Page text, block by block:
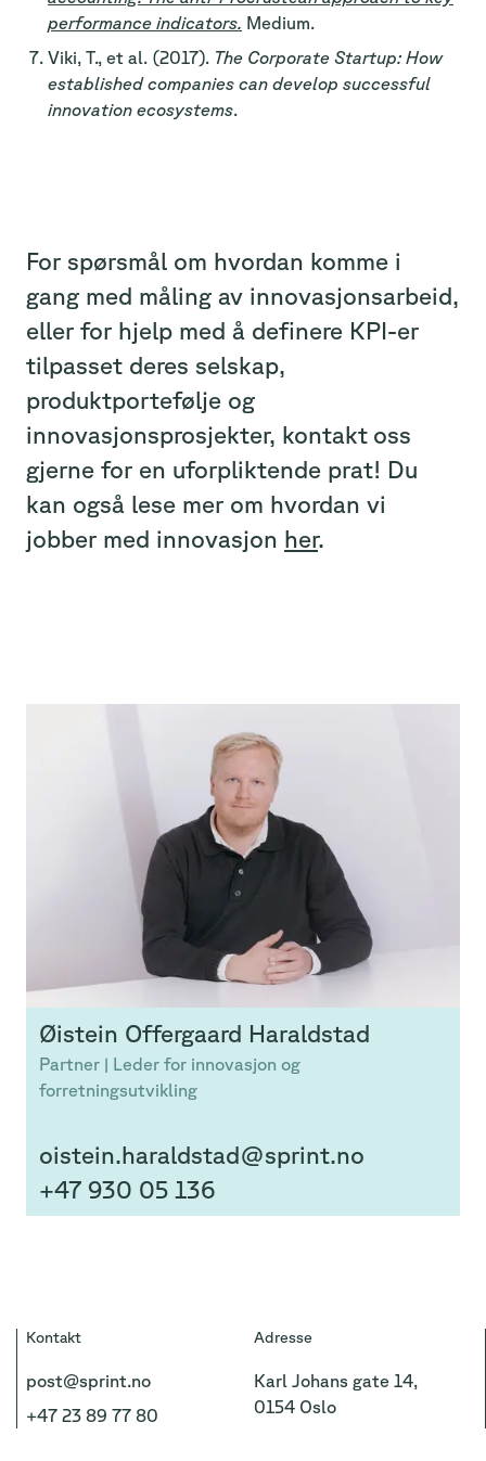
performance indicators. Medium.
Viki, T., et al. (2017). The Corporate Startup: How
established companies can develop successful
innovation ecosystems.
For spørsmål om hvordan komme i
gang med måling av innovasjonsarbeid,
eller for hjelp med å definere KPI-er
tilpasset deres selskap,
produktportefølje og
innovasjonsprosjekter, kontakt oss
gjerne for en uforpliktende prat! Du
kan også lese mer om hvordan vi
jobber med innovasjon her.
Øistein Offergaard Haraldstad
Partner | Leder for innovasjon og
forretningsutvikling
oistein.haraldstad@sprint.no
+47 930 05 136
Kontakt
post@sprint.no
+47 23 89 77 80
Adresse
Karl Johans gate 14,
0154 Oslo